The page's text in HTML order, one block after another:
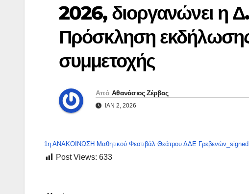
2026, διοργανώνει η
Πρόσκληση
συμμετοχής
Από Αθανάσιος Ζέρβας
ΙΑΝ 2, 2026
1η ΑΝΑΚΟΙΝΩΣΗ Μαθητικού Φεστιβάλ Θεάτρου ΔΔΕ Γρεβενών_signed
Post Views: 633